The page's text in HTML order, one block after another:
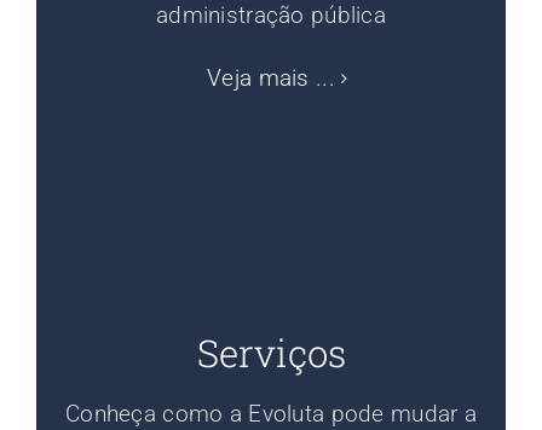
administração pública
Veja mais ...
Serviços
Conheça como a Evoluta pode mudar a